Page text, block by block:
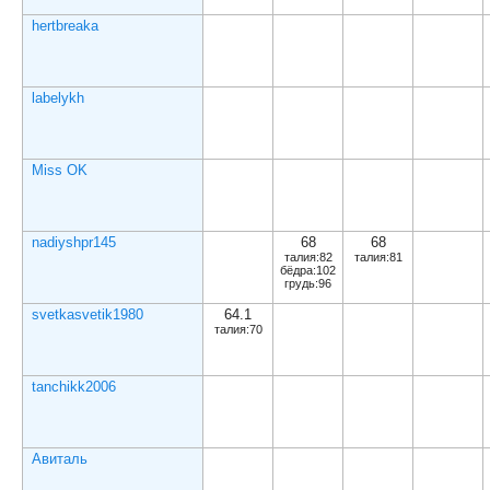
hertbreaka
labelykh
Miss OK
nadiyshpr145
svetkasvetik1980
tanchikk2006
Авиталь
hertbreaka
labelykh
Miss OK
nadiyshpr145 68
талия:82
бёдра:102
грудь:96
68
талия:81
svetkasvetik1980 64.1
талия:70
tanchikk2006
Авиталь